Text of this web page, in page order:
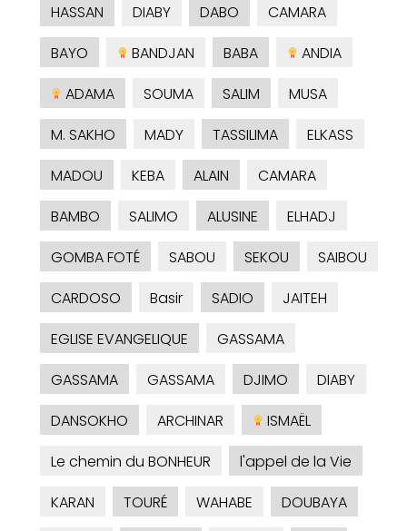
HASSAN
DIABY DABO
CAMARA
BAYO
BANDJAN BABA
ANDIA
ADAMA
SOUMA SALIM
MUSA
M. SAKHO
MADY TASSILIMA
ELKASS
MADOU
KEBA ALAIN
CAMARA
BAMBO
SALIMO ALUSINE
ELHADJ
GOMBA FOTÉ
SABOU SEKOU
SAIBOU
CARDOSO
Basir SADIO
JAITEH
EGLISE EVANGELIQUE
GASSAMA
GASSAMA
GASSAMA DJIMO
DIABY
DANSOKHO
ARCHINAR
ISMAËL
Le chemin du BONHEUR
l'appel de la Vie
KARAN
TOURÉ WAHABE
DOUBAYA